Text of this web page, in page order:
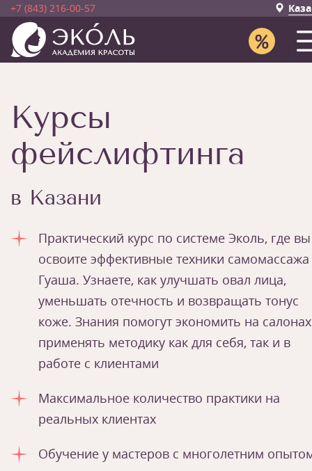
+7 (843) 216-00-57
Курсы
фейслифтинга
в Казани
Практический курс по системе Эколь, где вы
освоите эффективные техники самомассажа
Гуаша. Узнаете, как улучшать овал лица,
уменьшать отечность и возвращать тонус
коже. Знания помогут экономить на
применять методику как для себя, так и в
работе с клиентами
Максимальное количество практики на
реальных клиентах
Обучение у мастеров с многолетним